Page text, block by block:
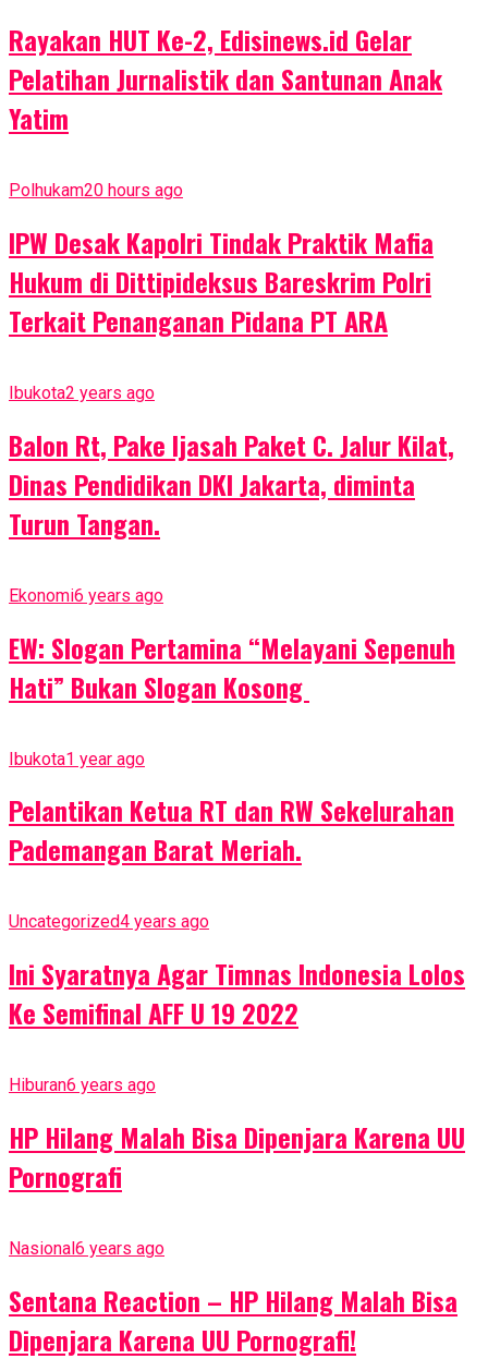
Rayakan HUT Ke-2, Edisinews.id Gelar
Pelatihan Jurnalistik dan Santunan Anak
Yatim
Polhukam20 hours ago
IPW Desak Kapolri Tindak Praktik Mafia
Hukum di Dittipideksus Bareskrim Polri
Terkait Penanganan Pidana PT ARA
Ibukota2 years ago
Balon Rt, Pake Ijasah Paket C. Jalur Kilat,
Dinas Pendidikan DKI Jakarta, diminta
Turun Tangan.
Ekonomi6 years ago
EW: Slogan Pertamina “Melayani Sepenuh
Hati” Bukan Slogan Kosong
Ibukota1 year ago
Pelantikan Ketua RT dan RW Sekelurahan
Pademangan Barat Meriah.
Uncategorized4 years ago
Ini Syaratnya Agar Timnas Indonesia Lolos
Ke Semifinal AFF U 19 2022
Hiburan6 years ago
HP Hilang Malah Bisa Dipenjara Karena UU
Pornografi
Nasional6 years ago
Sentana Reaction – HP Hilang Malah Bisa
Dipenjara Karena UU Pornografi!